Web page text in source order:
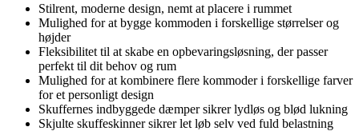
Stilrent, moderne design, nemt at placere i rummet
Mulighed for at bygge kommoden i forskellige størrelser og
højder
Fleksibilitet til at skabe en opbevaringsløsning, der passer
perfekt til dit behov og rum
Mulighed for at kombinere flere kommoder i forskellige farver
for et personligt design
Skuffernes indbyggede dæmper sikrer lydløs og blød lukning
Skjulte skuffeskinner sikrer let løb selv ved fuld belastning